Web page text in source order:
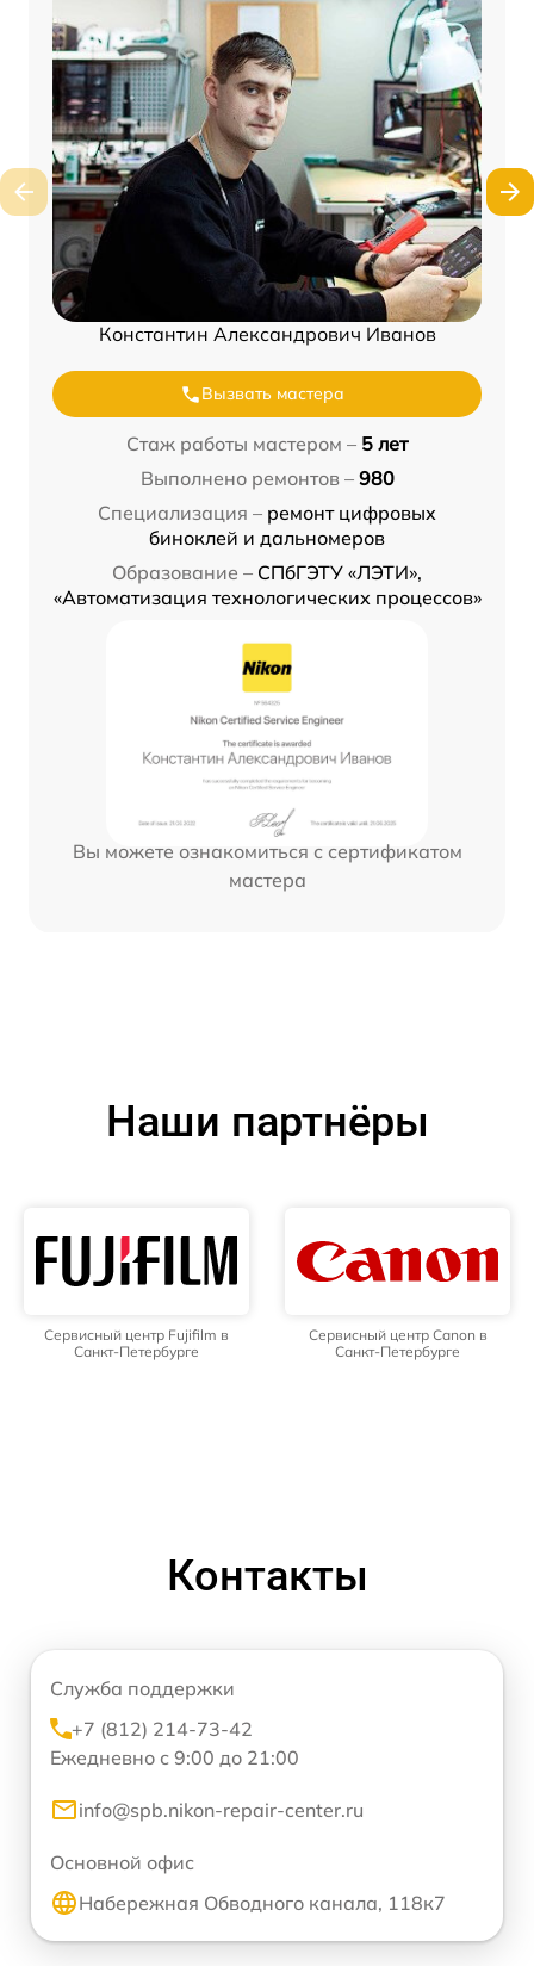
Константин Александрович Иванов
Вызвать мастера
Стаж работы мастером – 5 лет
Выполнено ремонтов – 980
Специализация – ремонт цифровых
биноклей и дальномеров
Образование – СПбГЭТУ «ЛЭТИ»,
«Автоматизация технологических процессов»
Вы можете ознакомиться с сертификатом
мастера
Наши партнёры
Сервисный центр Fujifilm в
Санкт-Петербурге
Сервисный центр Canon в
Санкт-Петербурге
Контакты
Служба поддержки
+7 (812) 214-73-42
Ежедневно с 9:00 до 21:00
info@spb.nikon-repair-center.ru
Основной офис
Набережная Обводного канала, 118к7